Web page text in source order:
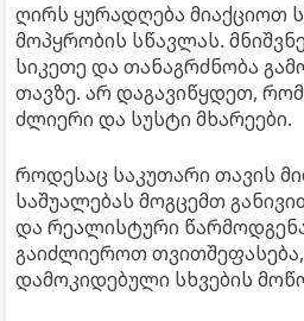
ღირს ყურადღება მიაქციოთ
მოპყრობის სწავლას.
სიკეთე და თანაგრძნობა
თავზე. არ დაგავიწყდეთ,
ძლიერი და სუსტი მხარეები.
როდესაც საკუთარი თავის
საშუალებას მოგცემთ
და რეალისტური
გაიძლიეროთ
დამოკიდებული სხვების